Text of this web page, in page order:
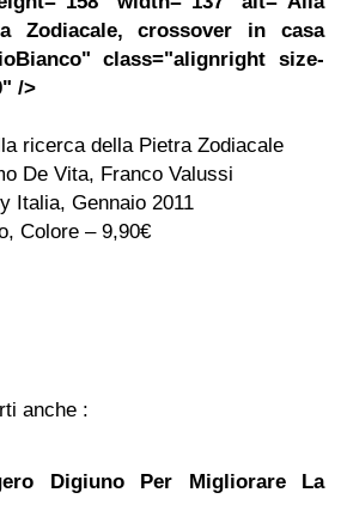
Zodiacale, crossover in casa
class="alignright size-
/>
ricerca della Pietra Zodiacale
De Vita, Franco Valussi
Italia, Gennaio 2011
Colore – 9,90€
anche :
Digiuno Per Migliorare La